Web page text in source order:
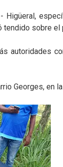
Higüeral,
tendido sobre el
autoridades
Georges, en